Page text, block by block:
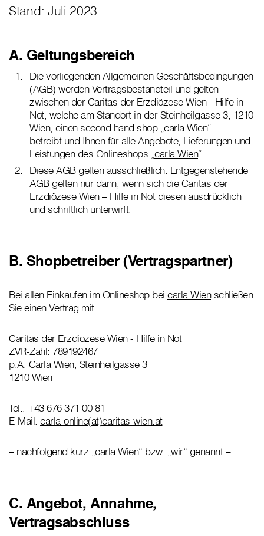
Stand: Juli 2023
A. Geltungsbereich
Die vorliegenden Allgemeinen Geschäftsbedingungen
(AGB) werden Vertragsbestandteil und gelten
zwischen der Caritas der Erzdiözese Wien - Hilfe in
Not, welche am Standort in der Steinheilgasse 3, 1210
Wien, einen second hand shop „carla Wien“
betreibt und Ihnen für alle Angebote, Lieferungen und
Leistungen des Onlineshops „carla Wien“.
Diese AGB gelten ausschließlich. Entgegenstehende
AGB gelten nur dann, wenn sich die Caritas der
Erzdiözese Wien – Hilfe in Not diesen ausdrücklich
und schriftlich unterwirft.
B. Shopbetreiber (Vertragspartner)
Bei allen Einkäufen im Onlineshop bei carla Wienschließen
Sie einen Vertrag mit:
Caritas der Erzdiözese Wien - Hilfe in Not
ZVR-Zahl: 789192467
p.A. Carla Wien, Steinheilgasse 3
1210 Wien
Tel.: +43 676 371 00 81
E-Mail: carla-online(at)caritas-wien.at
– nachfolgend kurz „carla Wien“ bzw. „wir“ genannt –
C. Angebot, Annahme,
Vertragsabschluss